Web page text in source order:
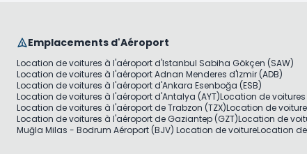
Emplacements d'Aéroport
Location de voitures à l'aéroport d'Istanbul Sabiha Gökçen (SAW)
Location de voitures à l'aéroport Adnan Menderes d'Izmir (ADB)
Location de voitures à l'aéroport d'Ankara Esenboğa (ESB)
Location de voitures à l'aéroport d'Antalya (AYT)Location de
Location de voitures à l'aéroport de Trabzon (TZX)Location de
Location de voitures à l'aéroport de Gaziantep (GZT)Location de
Muğla Milas - Bodrum Aéroport (BJV) Location de voitureLocation